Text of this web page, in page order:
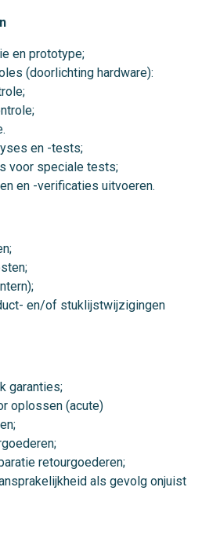
en prototype;
(doorlichting hardware):
en -tests;
voor speciale tests;
en -verificaties uitvoeren.
en/of stuklijstwijzigingen
garanties;
oplossen (acute)
retourgoederen;
als gevolg onjuist